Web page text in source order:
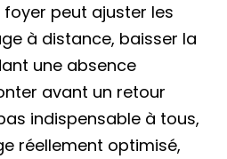
peut ajuster les
à distance, baisser la
une absence
avant un retour
indispensable à tous,
réellement optimisé,